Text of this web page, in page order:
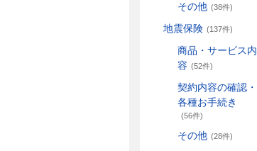
その他 (38件)
地震保険 (137件)
商品・サービス内
容 (52件)
契約内容の確認・
各種お手続き
(56件)
その他 (28件)